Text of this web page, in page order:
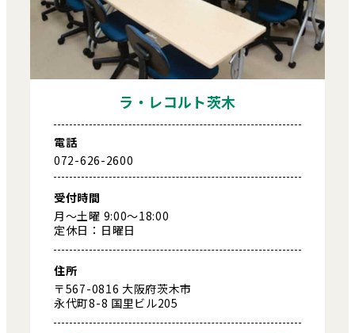
ラ・レコルト茨木
電話
072-626-2600
受付時間
月～土曜 9:00～18:00
定休日：日曜日
住所
〒567-0816 大阪府茨木市
永代町8-8 国里ビル205